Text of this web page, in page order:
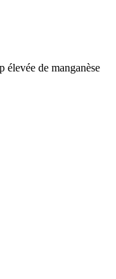
élevée de manganèse